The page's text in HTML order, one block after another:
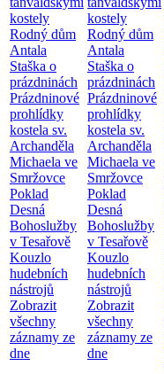
kostely
Rodný dům
Antala
Staška o
prázdninách
Prázdninové
prohlídky
kostela sv.
Archanděla
Michaela ve
Smržovce
Poklad
Desná
Bohoslužby
v Tesařově
Kouzlo
hudebních
nástrojů
Zobrazit
všechny
záznamy ze
dne
kostely
Rodný dům
Antala
Staška o
prázdninách
Prázdninové
prohlídky
kostela sv.
Archanděla
Michaela ve
Smržovce
Poklad
Desná
Bohoslužby
v Tesařově
Kouzlo
hudebních
nástrojů
Zobrazit
všechny
záznamy ze
dne